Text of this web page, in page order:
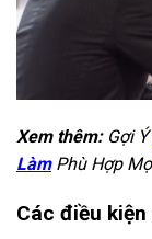
Xem thêm: Gợi Ý
LàmPhù Hợp
Các điều